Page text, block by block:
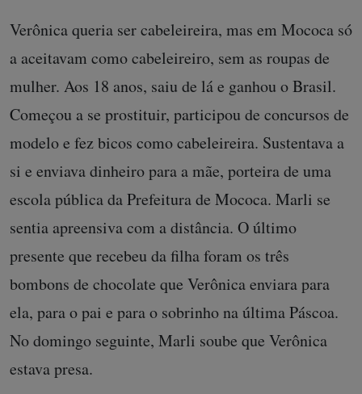
Verônica queria ser cabeleireira, mas em Mococa só
a aceitavam como cabeleireiro, sem as roupas de
mulher. Aos 18 anos, saiu de lá e ganhou o Brasil.
Começou a se prostituir, participou de concursos de
modelo e fez bicos como cabeleireira. Sustentava a
si e enviava dinheiro para a mãe, porteira de uma
escola pública da Prefeitura de Mococa. Marli se
sentia apreensiva com a distância. O último
presente que recebeu da filha foram os três
bombons de chocolate que Verônica enviara para
ela, para o pai e para o sobrinho na última Páscoa.
No domingo seguinte, Marli soube que Verônica
estava presa.